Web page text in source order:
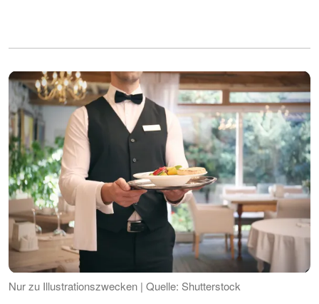
Nur zu Illustrationszwecken | Quelle: Shutterstock